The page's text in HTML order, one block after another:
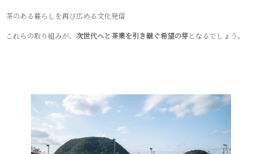
茶のある暮らしを再び広める文化発信
これらの取り組みが、 次世代へと茶業を引き継ぐ希望の芽となるでしょう。